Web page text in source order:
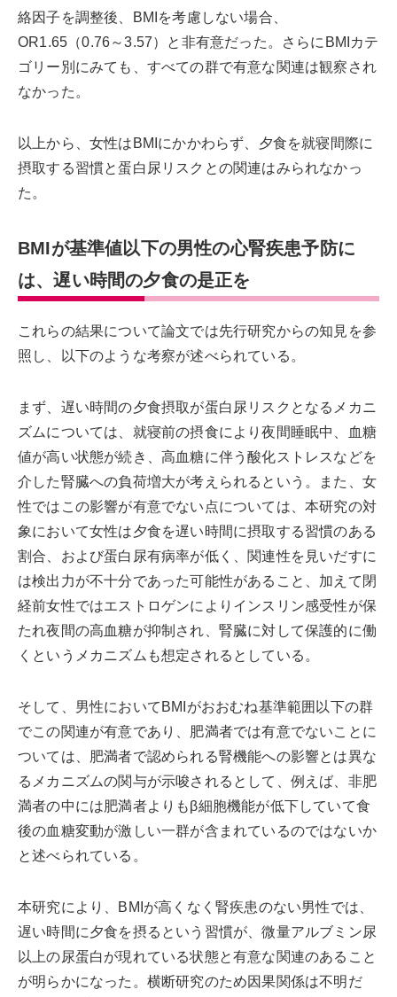
絡因子を調整後、BMIを考慮しない場合、
OR1.65（0.76～3.57）と非有意だった。さらにBMIカテ
ゴリー別にみても、すべての群で有意な関連は観察され
なかった。
以上から、女性はBMIにかかわらず、夕食を就寝間際に
摂取する習慣と蛋白尿リスクとの関連はみられなかっ
た。
BMIが基準値以下の男性の心腎疾患予防に
は、遅い時間の夕食の是正を
これらの結果について論文では先行研究からの知見を参
照し、以下のような考察が述べられている。
まず、遅い時間の夕食摂取が蛋白尿リスクとなるメカニ
ズムについては、就寝前の摂食により夜間睡眠中、血糖
値が高い状態が続き、高血糖に伴う酸化ストレスなどを
介した腎臓への負荷増大が考えられるという。また、女
性ではこの影響が有意でない点については、本研究の対
象において女性は夕食を遅い時間に摂取する習慣のある
割合、および蛋白尿有病率が低く、関連性を見いだすに
は検出力が不十分であった可能性があること、加えて閉
経前女性ではエストロゲンによりインスリン感受性が保
たれ夜間の高血糖が抑制され、腎臓に対して保護的に働
くというメカニズムも想定されるとしている。
そして、男性においてBMIがおおむね基準範囲以下の群
でこの関連が有意であり、肥満者では有意でないことに
ついては、肥満者で認められる腎機能への影響とは異な
るメカニズムの関与が示唆されるとして、例えば、非肥
満者の中には肥満者よりもβ細胞機能が低下していて食
後の血糖変動が激しい一群が含まれているのではないか
と述べられている。
本研究により、BMIが高くなく腎疾患のない男性では、
遅い時間に夕食を摂るという習慣が、微量アルブミン尿
以上の尿蛋白が現れている状態と有意な関連のあること
が明らかになった。横断研究のため因果関係は不明だ